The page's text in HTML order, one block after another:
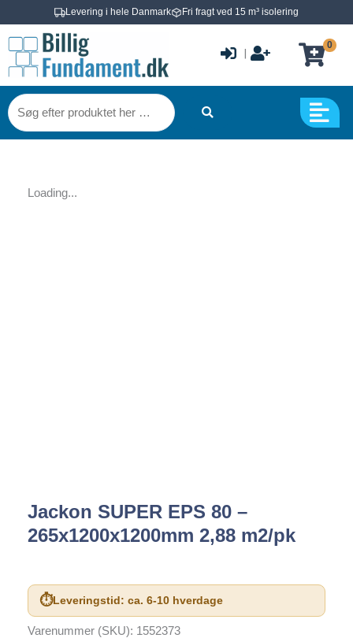
Levering i hele Danmark Fri fragt ved 15 m³ isolering
til
|
0
Søg
efter
produktet
Loading...
Jackon SUPER EPS 80 –
265x1200x1200mm 2,88 m2/pk
⏱Leveringstid: ca. 6-10 hverdage
Varenummer (SKU): 1552373